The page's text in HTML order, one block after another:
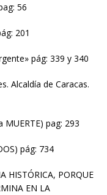
56
201
pág: 339 y 340
Alcaldía de Caracas.
MUERTE) pag: 293
pág: 734
HISTÓRICA, PORQUE
EN LA